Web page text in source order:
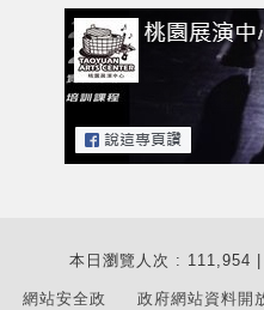
i
l
本日瀏覽人次 : 111,954
網站安全政
政府網站資料開